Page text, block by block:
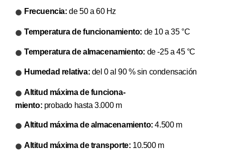
Frecuencia: de 50 a 60 Hz
Temperatura de funciona­miento: de 10 a 35 °C
Temperatura de almacena­miento: de -25 a 45 °C
Humedad relativa: del 0 al 90 % sin condensación
Altitud máxima de funciona­
miento: probado hasta 3.000 m
Altitud máxima de almacena­miento: 4.500 m
Altitud máxima de transporte: 10.500 m